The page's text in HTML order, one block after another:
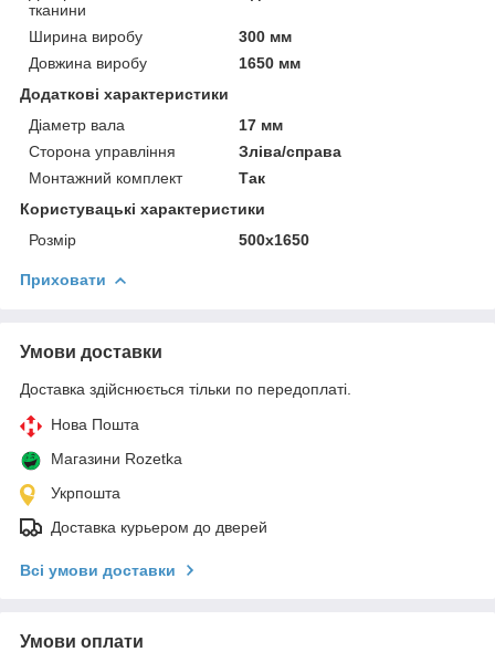
тканини
Ширина виробу
300 мм
Довжина виробу
1650 мм
Додаткові характеристики
Діаметр вала
17 мм
Сторона управління
Зліва/справа
Монтажний комплект
Так
Користувацькi характеристики
Розмір
500х1650
Приховати
Умови доставки
Доставка здійснюється тільки по передоплаті.
Нова Пошта
Магазини Rozetka
Укрпошта
Доставка курьером до дверей
Всі умови доставки
Умови оплати